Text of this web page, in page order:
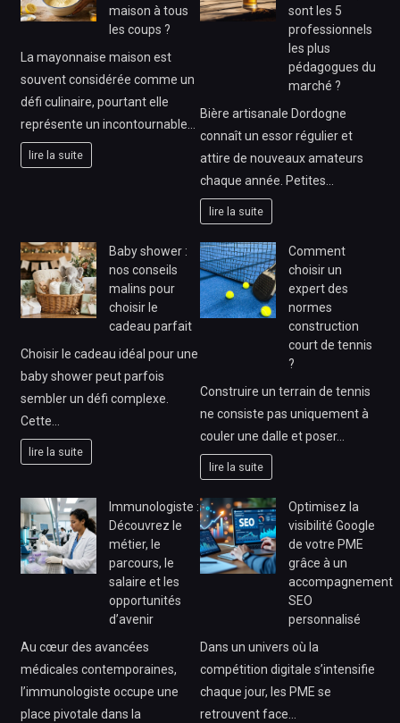
maison à tous
les coups ?
La mayonnaise maison est
souvent considérée comme un
défi culinaire, pourtant elle
représente un incontournable…
lire la suite
sont les 5
professionnels
les plus
pédagogues du
marché ?
Bière artisanale Dordogne
connaît un essor régulier et
attire de nouveaux amateurs
chaque année. Petites…
lire la suite
Baby shower :
nos conseils
malins pour
choisir le
cadeau parfait
Choisir le cadeau idéal pour une
baby shower peut parfois
sembler un défi complexe.
Cette…
lire la suite
Comment
choisir un
expert des
normes
construction
court de tennis
?
Construire un terrain de tennis
ne consiste pas uniquement à
couler une dalle et poser…
lire la suite
Immunologiste :
Découvrez le
métier, le
parcours, le
salaire et les
opportunités
d’avenir
Au cœur des avancées
médicales contemporaines,
l’immunologiste occupe une
place pivotale dans la
Optimisez la
visibilité Google
de votre PME
grâce à un
accompagnement
SEO
personnalisé
Dans un univers où la
compétition digitale s’intensifie
chaque jour, les PME se
retrouvent face…